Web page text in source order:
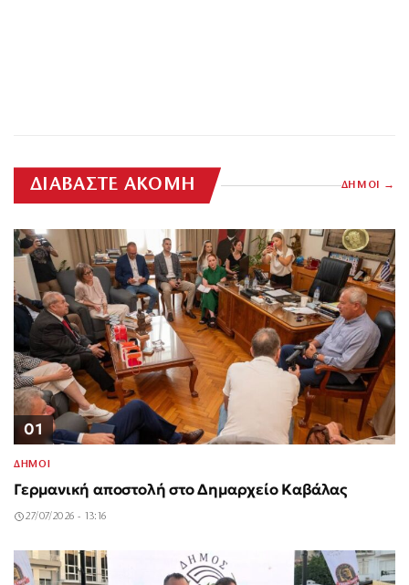
ΔΙΑΒΑΣΤΕ ΑΚΟΜΗ ΔΗΜΟΙ
01
ΔΗΜΟΙ
Γερμανική αποστολή στο Δημαρχείο Καβάλας
27/07/2026 - 13:16